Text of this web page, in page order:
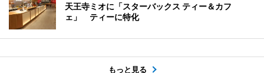
天王寺ミオに「スターバックス ティー＆カフ
ェ」 ティーに特化
もっと見る